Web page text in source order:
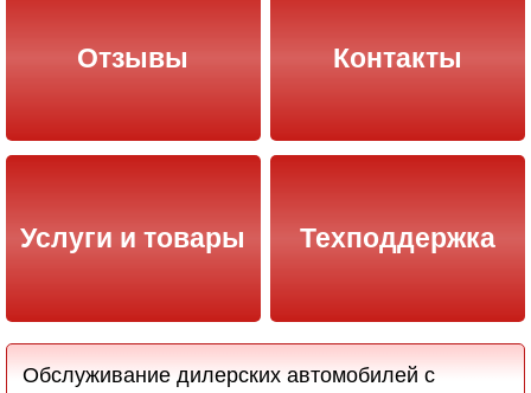
Отзывы Контакты
Услуги и товары Техподдержка
Обслуживание дилерских автомобилей с